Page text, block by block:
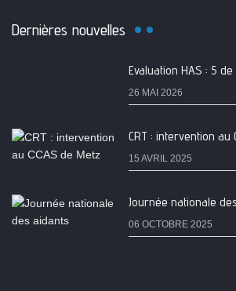
Dernières nouvelles
26 MAI 2026
CRT : intervention au
15 AVRIL 2025
Journée nationale
06 OCTOBRE 2025